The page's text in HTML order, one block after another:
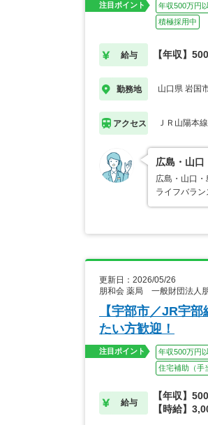
注目ポイント 年収500万円
積極採用中
給与 【年収】
勤務地 山口県 岩国
アクセス ＪＲ山陽本
広島・山口
広島・山口
ライフバラ
更新日：2026/05/26
朋和会 薬局 一般財団法人
【宇部市／JR宇
たい方歓迎！
注目ポイント 年収500万円
住宅補助（手
給与
【年収】
【時給】